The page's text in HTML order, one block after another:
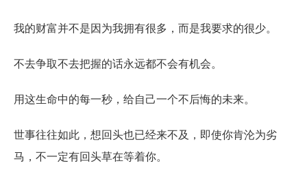
我的财富并不是因为我拥有很多，而是我要求的很少。
不去争取不去把握的话永远都不会有机会。
用这生命中的每一秒，给自己一个不后悔的未来。
世事往往如此，想回头也已经来不及，即使你肯沦为劣
马，不一定有回头草在等着你。